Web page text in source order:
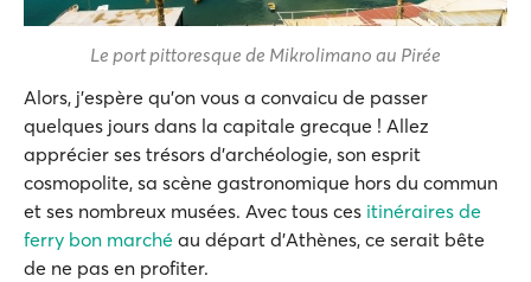
Le port pittoresque de Mikrolimano au Pirée
Alors, j'espère qu'on vous a convaicu de passer
quelques jours dans la capitale grecque ! Allez
apprécier ses trésors d'archéologie, son esprit
cosmopolite, sa scène gastronomique hors du commun
et ses nombreux musées. Avec tous ces itinéraires de
ferry bon marché au départ d'Athènes, ce serait bête
de ne pas en profiter.